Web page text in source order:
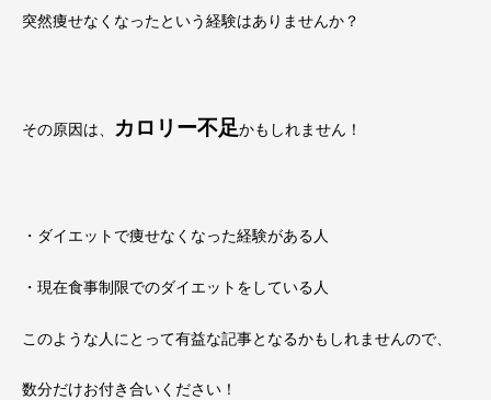
突然痩せなくなったという経験はありませんか？
その原因は、 カロリー不足かもしれません！
・ダイエットで痩せなくなった経験がある人
・現在食事制限でのダイエットをしている人
このような人にとって有益な記事となるかもしれませんので、
数分だけお付き合いください！